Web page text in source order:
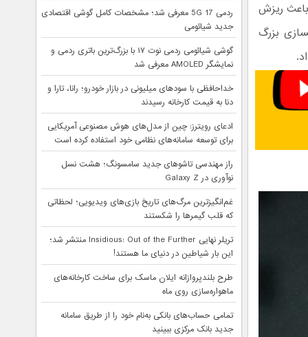
و باعث ریزش
بزرگ
ردمی 17 5G معرفی شد؛ مشخصات کامل گوشی اقتصادی
جدید شیائومی
گوشی شیائومی ردمی نوت ۱۷ با بزرگ‌ترین باتری ردمی و
نمایشگر AMOLED معرفی شد
خداحافظی با سودهای میلیونی در بازار خودرو؛ رانا، تارا و
دنا به قیمت کارخانه رسیدند
ادعای رویترز: چین از مدل‌های هوش مصنوعی آمریکایی
برای توسعه سامانه‌های نظامی خود استفاده کرده است
راز مهندسی تاشوهای جدید سامسونگ؛ هشت نسل
نوآوری در Galaxy Z
غم‌انگیزترین مرگ‌های تاریخ بازی‌های ویدیویی؛ لحظاتی
که قلب گیمرها را شکستند
تریلر نهایی Insidious: Out of the Further منتشر شد؛
این بار شیاطین در دنیای ما هستند!
طرح بلندپروازانه ایلان ماسک برای ساخت کارخانه‌های
ماهواره‌سازی روی ماه
تمامی حساب‌های بانکی به‌نام خود را از طریق سامانه
جدید بانک مرکزی ببینید